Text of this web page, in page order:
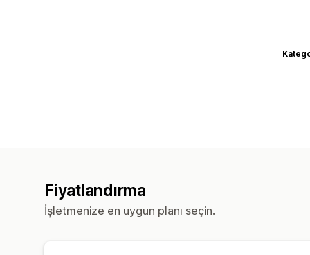
Fiyatlandırma
İşletmenize en uygun planı seçin.